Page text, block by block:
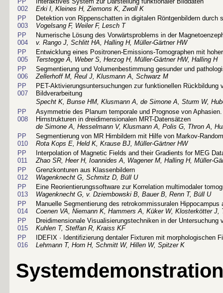
002
Erki I, Kleines H, Ziemons K, Zwoll K
PP
003
Detektion von Rippenschatten in digitalen Röntgenbildern
Vogelsang F, Weiler F, Lesch T
PP
004
Numerische Lösung des Vorwärtsproblems in der
v. Rango J, Schlitt HA, Halling H, Müller-Gärtner HW
PP
005
Entwicklung eines Positronen-Emissions-Tomographen mit
Terstegge A, Weber S, Herzog H, Müller-Gärtner HW, Halling H
PP
006
Segmentierung und Volumenbestimmung gesunder und
Zellerhoff M, Reul J, Klusmann A, Schwarz M
PP
007
PET-Aktivierungsuntersuchungen zur funktionellen
Bildverarbeitung
Specht K, Bunse HM, Klusmann A, de Simone A, Sturm W,
PP
008
Asymmetrie des Planum temporale und Prognose von
Hirnstrukturen in dreidimensionalen MRT-Datensätzen
de Simone A, Hesselmann V, Klusmann A, Polis G, Thron A,
PP
010
Segmentierung von MR Hirnbildern mit Hilfe von Markov-
Rota Kops E, Held K, Krause BJ, Müller-Gärtner HW
PP
011
Interpolation of Magnetic Fields and their Gradients for MEG
Zhao SR, Heer H, Ioannides A, Wagener M, Halling H, Müller-
PP
012
Grenzkonturen aus Klassenbildern
Wagenknecht G, Schmitz D, Büll U
PP
013
Eine Reorientierungssoftware zur Korrelation multimodaler
Wagenknecht G, v. Dziembowski B, Bauer B, Renn T, Büll U
PP
014
Manuelle Segmentierung des retrokommissuralen
Coenen VA, Niemann K, Hammers A, Küker W, Klosterkötter J,
PP
015
Dreidimensionale Visualisierungstechniken in der Untersuchung
Kuhlen T, Steffan R, Kraiss KF
PP
016
IDEFIX · Identifizierung dentaler Fixturen mit morphologischen
Lehmann T, Horn H, Schmitt W, Hillen W, Spitzer K